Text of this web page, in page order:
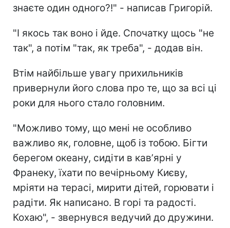
знаєте один одного?!" - написав Григорій.
"І якось так воно і йде. Спочатку щось "не
так", а потім "так, як треба", - додав він.
Втім найбільше увагу прихильників
привернули його слова про те, що за всі ці
роки для нього стало головним.
"Можливо тому, що мені не особливо
важливо як, головне, щоб із тобою. Бігти
берегом океану, сидіти в кавʼярні у
Франеку, їхати по вечірньому Києву,
мріяти на терасі, мирити дітей, горювати і
радіти. Як написано. В горі та радості.
Кохаю", - звернувся ведучий до дружини.